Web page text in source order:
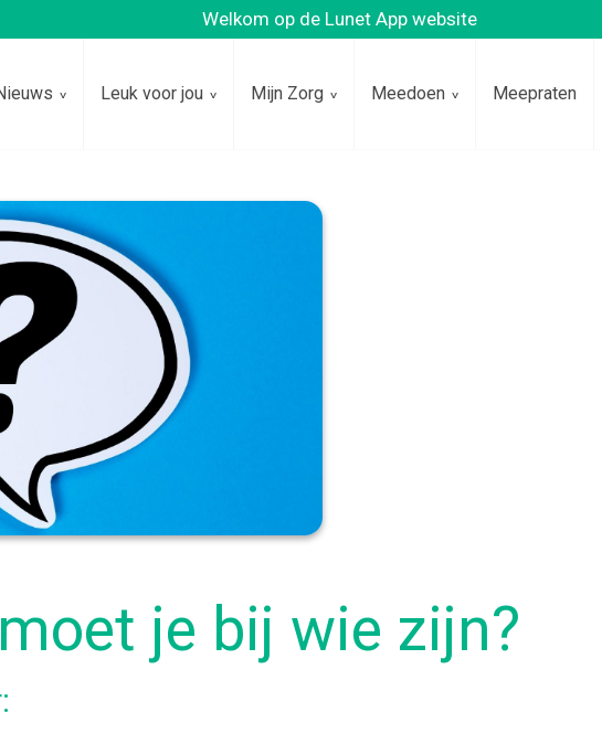
Welkom op de Lunet App website
Leuk voor jou Mijn Zorg Meedoen Meepraten
je bij wie zijn?